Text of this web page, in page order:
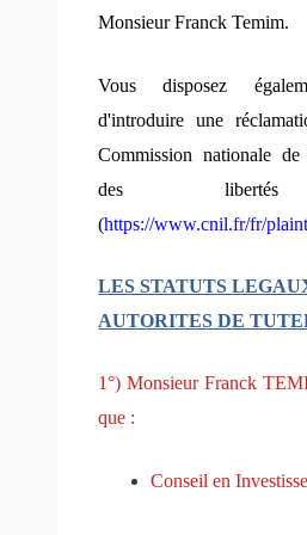
Monsieur Franck Temim.
Vous disposez
d'introduire une
Commission nationale
des
(https://www.cnil.fr/fr/
LES STATUTS
AUTORITES DE
1°) Monsieur Franck
que :
Conseil en